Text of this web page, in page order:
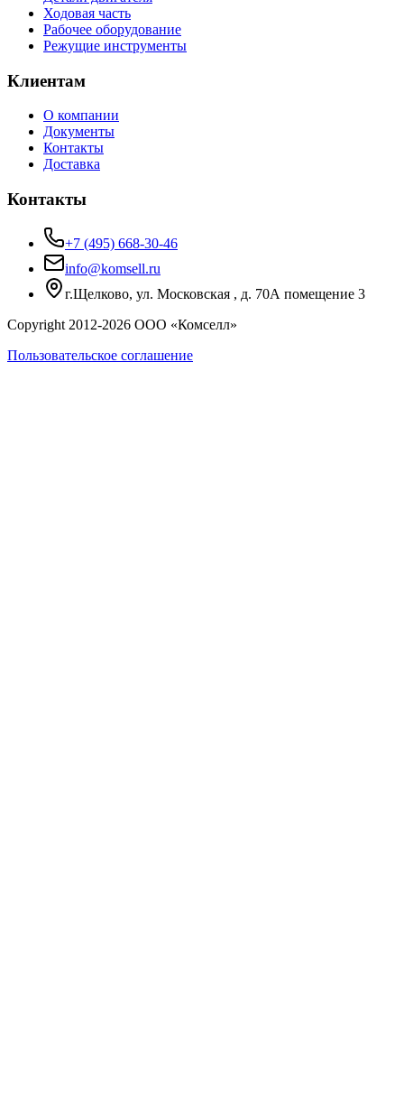
Ходовая часть
Рабочее оборудование
Режущие инструменты
Клиентам
О компании
Документы
Контакты
Доставка
Контакты
+7 (495) 668-30-46
info@komsell.ru
г.Щелково, ул. Московская , д. 70А помещение 3
Copyright 2012-2026 ООО «Комселл»
Пользовательское соглашение